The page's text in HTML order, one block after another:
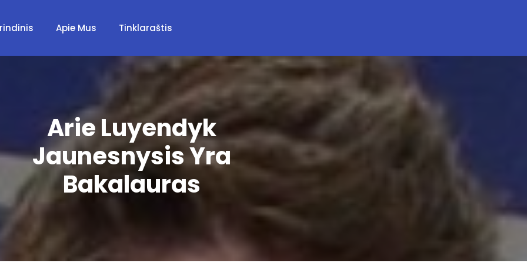
Apie Mus Tinklaraštis
Arie Luyendyk
Jaunesnysis Yra
Bakalauras